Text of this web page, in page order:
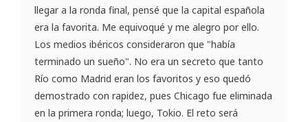
llegar a la ronda final, pensé que la capital española
era la favorita. Me equivoqué y me alegro por ello.
Los medios ibéricos consideraron que "había
terminado un sueño". No era un secreto que tanto
Río como Madrid eran los favoritos y eso quedó
demostrado con rapidez, pues Chicago fue eliminada
en la primera ronda; luego, Tokio. El reto será